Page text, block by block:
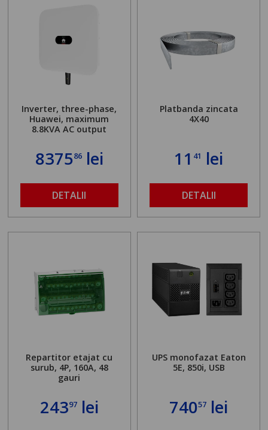
Inverter, three-phase,
Huawei, maximum
8.8KVA AC output
837586lei
DETALII
Platbanda zincata
4X40
11 41 lei
DETALII
Repartitor etajat cu
surub, 4P, 160A, 48
gauri
24397lei
UPS monofazat Eaton
5E, 850i, USB
74057 lei